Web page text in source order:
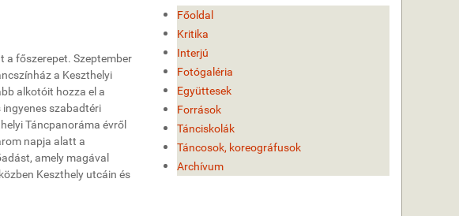
a főszerepet. Szeptember
a Keszthelyi
alkotóit hozza el a
szabadtéri
Táncpanoráma évről
napja alatt a
amely magával
Keszthely utcáin és
Főoldal
Kritika
Interjú
Fotógaléria
Együttesek
Források
Tánciskolák
Táncosok, koreográfusok
Archívum